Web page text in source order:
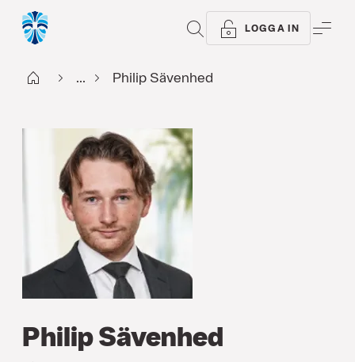
SÖK LOGGA IN
Start ... Philip Sävenhed
Philip Sävenhed